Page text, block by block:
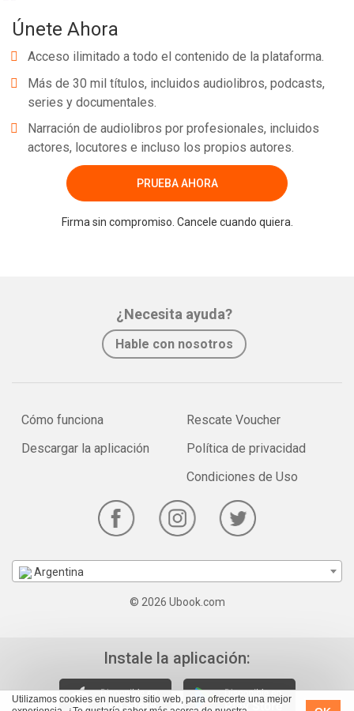
Utilizamos cookies en nuestro sitio web, para ofrecerte una mejor
Únete Ahora
Acceso ilimitado a todo el contenido de la plataforma.
Más de 30 mil títulos, incluidos audiolibros, podcasts,
series y documentales.
Narración de audiolibros por profesionales, incluidos
actores, locutores e incluso los propios autores.
PRUEBA AHORA
Firma sin compromiso. Cancele cuando quiera.
¿Necesita ayuda?
Hable con nosotros
Cómo funciona
Descargar la aplicación
Rescate Voucher
Política de privacidad
Condiciones de Uso
Argentina
© 2026 Ubook.com
Instale la aplicación: